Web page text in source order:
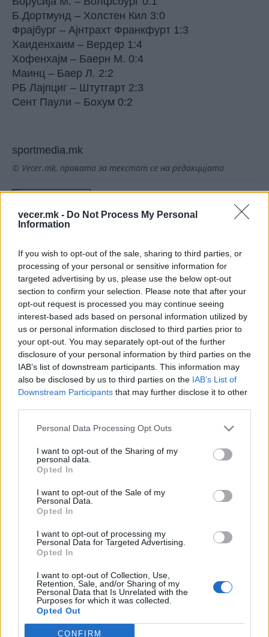
vecer.mk - Do Not Process My Personal
Information
If you wish to opt-out of the sale, sharing to third parties, or
processing of your personal or sensitive information for
targeted advertising by us, please use the below opt-out
section to confirm your selection. Please note that after your
opt-out request is processed you may continue seeing
interest-based ads based on personal information utilized by
us or personal information disclosed to third parties prior to
your opt-out. You may separately opt-out of the further
disclosure of your personal information by third parties on the
IAB’s list of downstream participants. This information may
also be disclosed by us to third parties on the IAB’s List of
Downstream Participants that may further disclose it to other
Personal Data Processing Opt Outs
I want to opt-out of the Sharing of my
personal data.
Opted In
I want to opt-out of the Sale of my
Personal Data.
Opted In
I want to opt-out of processing my
Personal Data for Targeted Advertising.
Opted In
I want to opt-out of Collection, Use,
Retention, Sale, and/or Sharing of my
Personal Data that Is Unrelated with the
Purposes for which it was collected.
Opted Out
CONFIRM
Б.Дортмунд – Холстен Кил 3:0
Фрајбург – Ајнтрахт Франкфурт 1:3
Хаиденхаим – Вердер 1:4
Хофенхајм – Баерн М. 0:4
Маинц – Баер Л. 2:2
РБ Лајпциг – Штутгарт 2:3
Сент Паули – Бохум 0:2
sportmedia.mk
© Vecer.mk, правата за текстот се на редакцијата
Нејмар со шокантна изјава: На
крајот од годината можеби ќе се
ПСЖ и Ливерпул се далеку од
договор за Баркола!
НАЈЧИТАНИ ВО ПОСЛЕДНИ 7 ДЕНА
Ахмети кажа што го мачи:
СЛУШАМ, САКААТ ДА СЕ СУДИ
ЗА ВОЕНИТЕ ЗЛОСТРОСТВА НА
УЧК...
МАКЕДОНЦИТЕ ВО СРБИЈА:
НАЦИОНАЛЕН СОЈУЗ
Мицкоски откри дека
човекот појма нема од
одлука“
СУДСКАТА МАФИЈА РАБОТИ
е пензиониран, три дена
откако му го врати пасошот